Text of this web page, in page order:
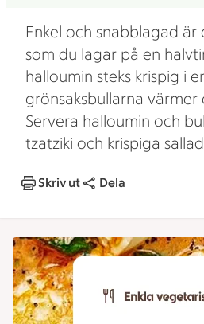
Enkel och snabblagad
som du lagar på en
halloumin steks krispig i
grönsaksbullarna värmer
Servera halloumin och
tzatziki och krispiga
Skriv ut Dela